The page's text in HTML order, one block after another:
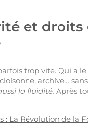
et droits
trop vite. Qui a
archive…
la fluidité. Après
: La Révolution de la